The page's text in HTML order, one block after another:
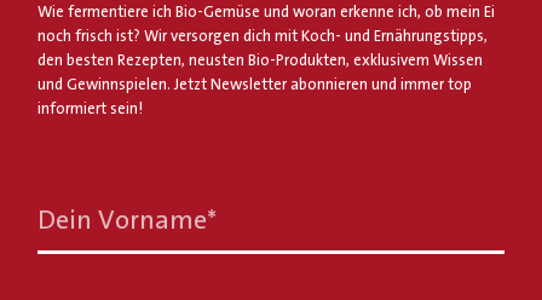
Wie fermentiere ich Bio-Gemüse und woran erkenne ich, ob mein Ei
noch frisch ist? Wir versorgen dich mit Koch- und Ernährungstipps,
den besten Rezepten, neusten Bio-Produkten, exklusivem Wissen
und Gewinnspielen. Jetzt Newsletter abonnieren und immer top
informiert sein!
Dein Vorname*